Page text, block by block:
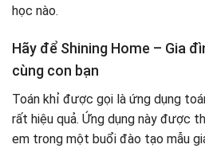
học nào.
Hãy để Shining Home – Gia
cùng con bạn
Toán khỉ được gọi là ứng dụng
rất hiệu quả. Ứng dụng này được
em trong một buổi đào tạo mẫu